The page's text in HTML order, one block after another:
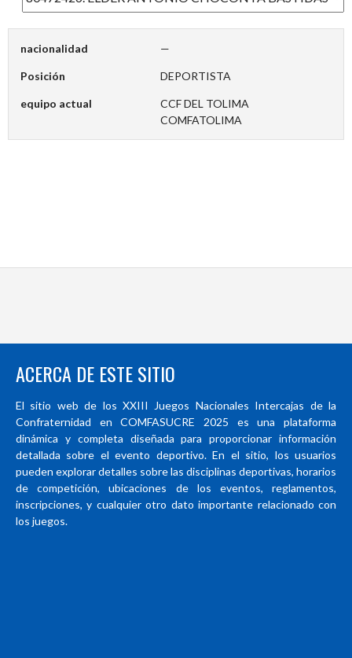
nacionalidad —
Posición DEPORTISTA
equipo actual
CCF DEL TOLIMA
COMFATOLIMA
ACERCA DE ESTE SITIO
El sitio web de los XXIII Juegos Nacionales Intercajas de la
Confraternidad en COMFASUCRE 2025 es una plataforma
dinámica y completa diseñada para proporcionar información
detallada sobre el evento deportivo. En el sitio, los usuarios
pueden explorar detalles sobre las disciplinas deportivas, horarios
de competición, ubicaciones de los eventos, reglamentos,
inscripciones, y cualquier otro dato importante relacionado con
los juegos.